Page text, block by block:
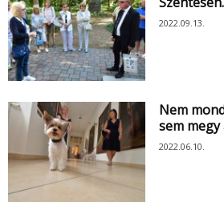
2022.09.13.
Nem
sem
2022.06.10.